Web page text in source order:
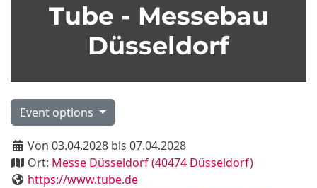
Tube - Messebau
Düsseldorf
Event options
Von 03.04.2028 bis 07.04.2028
Ort: Messe Düsseldorf (40474 Düsseldorf)
https://www.tube.de